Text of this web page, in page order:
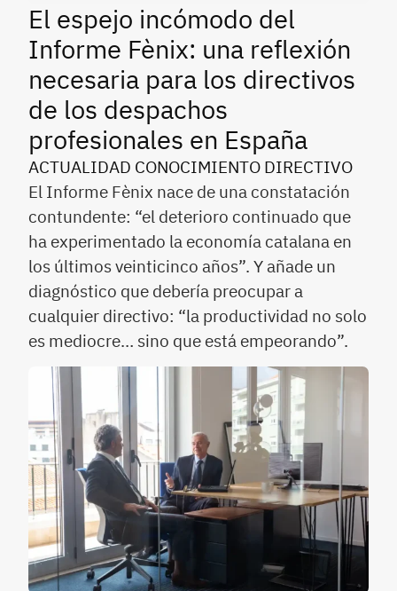
El espejo incómodo del
Informe Fènix: una reflexión
necesaria para los directivos
de los despachos
profesionales en España
ACTUALIDAD CONOCIMIENTO DIRECTIVO
El Informe Fènix nace de una constatación
contundente: “el deterioro continuado que
ha experimentado la economía catalana en
los últimos veinticinco años”. Y añade un
diagnóstico que debería preocupar a
cualquier directivo: “la productividad no solo
es mediocre… sino que está empeorando”.